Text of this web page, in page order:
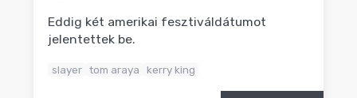
Eddig két amerikai fesztiváldátumot
jelentettek be.
slayer tom araya kerry king